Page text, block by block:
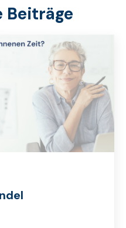
Beiträge